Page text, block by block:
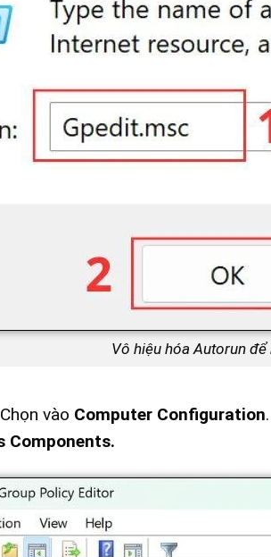
Vô hiệu hóa Autorun
Chọn vào Computer Configuration
Components.